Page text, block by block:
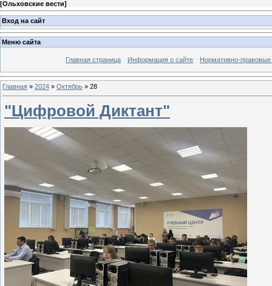
[Ольховские вести]
Вход на сайт
Меню сайта
Главная страница Информация о сайте Нормативно-правовые
Главная » 2024 » Октябрь » 28
"Цифровой Диктант"